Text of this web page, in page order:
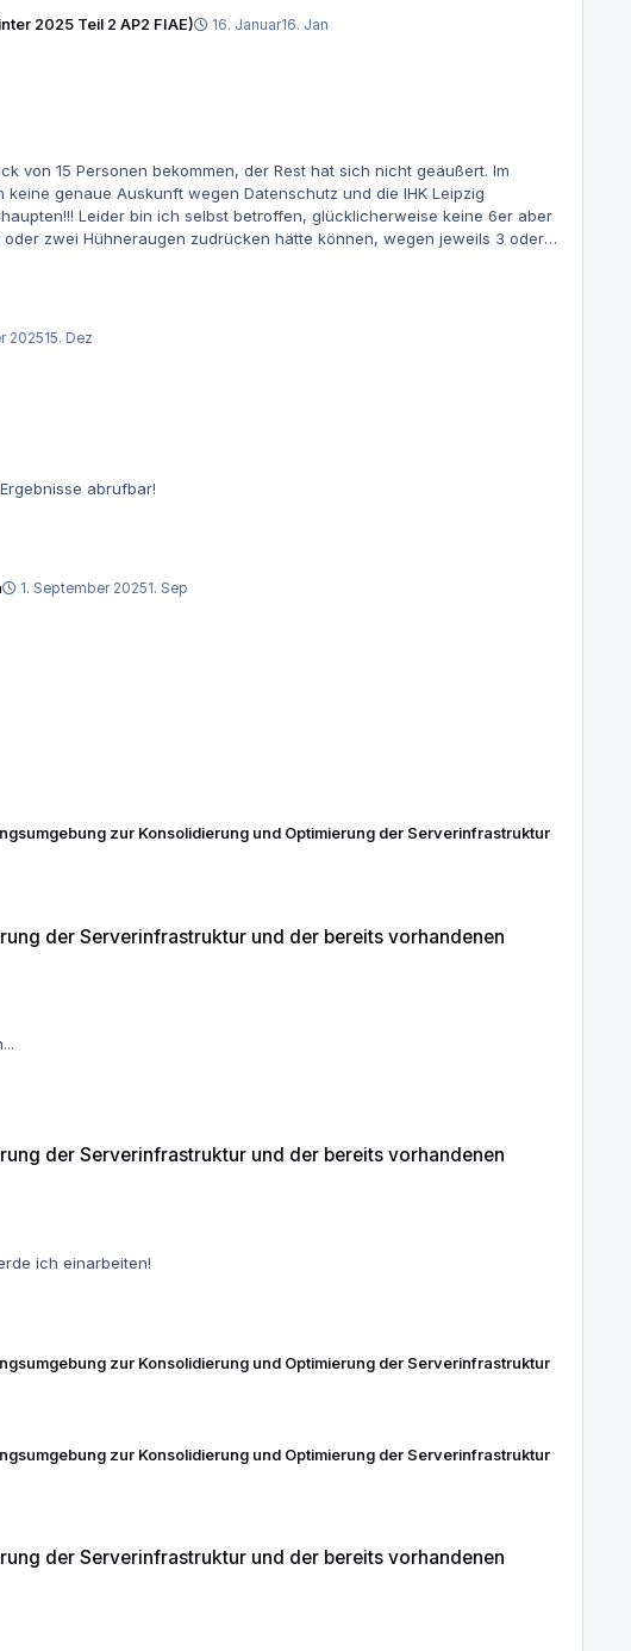
2025 Teil 2 AP2 FIAE) 16. Januar16. Jan
von 15 Personen bekommen, der Rest hat sich nicht geäußert. Im
genaue Auskunft wegen Datenschutz und die IHK Leipzig
6er aber
zwei Hühneraugen zudrücken hätte können, wegen jeweils 3 oder 4
202515. Dez
abrufbar!
1. September 20251. Sep
zur Konsolidierung und Optimierung der Serverinfrastruktur
der Serverinfrastruktur und der bereits vorhandenen
der Serverinfrastruktur und der bereits vorhandenen
:) Ansonsten gute Tipps, werde ich einarbeiten!
zur Konsolidierung und Optimierung der Serverinfrastruktur
zur Konsolidierung und Optimierung der Serverinfrastruktur
der Serverinfrastruktur und der bereits vorhandenen